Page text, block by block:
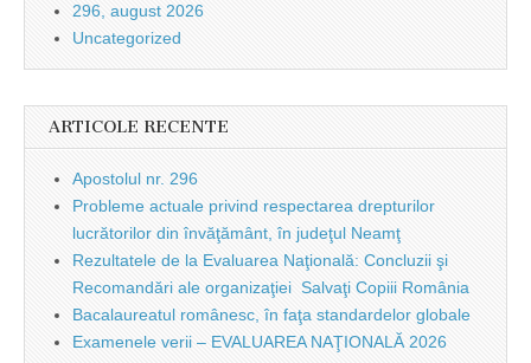
296, august 2026
Uncategorized
ARTICOLE RECENTE
Apostolul nr. 296
Probleme actuale privind respectarea drepturilor
lucrătorilor din învăţământ, în judeţul Neamţ
Rezultatele de la Evaluarea Naţională: Concluzii şi
Recomandări ale organizaţiei Salvaţi Copiii România
Bacalaureatul românesc, în faţa standardelor globale
Examenele verii – EVALUAREA NAŢIONALĂ 2026